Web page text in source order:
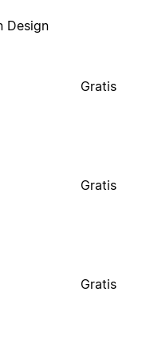
Design
Gratis
Gratis
Gratis